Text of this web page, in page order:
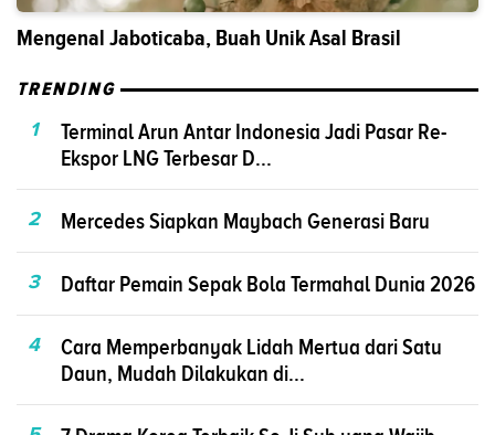
Mengenal Jaboticaba, Buah Unik Asal Brasil
TRENDING
1
Terminal Arun Antar Indonesia Jadi Pasar Re-
Ekspor LNG Terbesar D...
2 Mercedes Siapkan Maybach Generasi Baru
3 Daftar Pemain Sepak Bola Termahal Dunia 2026
4
Cara Memperbanyak Lidah Mertua dari Satu
Daun, Mudah Dilakukan di...